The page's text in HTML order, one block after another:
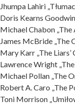
Lahiri
Kearns Goodwin
Chabon
McBride „The
Karr „The
Wright
Pollan „The
A. Caro „The
Morrison